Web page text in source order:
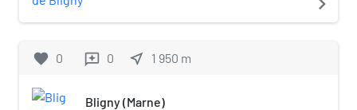
française de Bligny dans le
favorite 0 reviews 0 near_me 1 950 m
Bligny (Marne)